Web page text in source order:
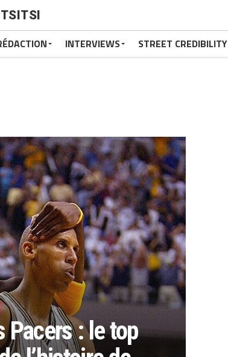
INTERVIEWS STREET CREDIBILITY
: le top